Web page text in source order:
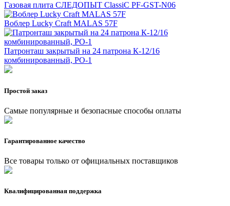
Газовая плита СЛЕДОПЫТ ClassiC PF-GST-N06
Воблер Lucky Craft MALAS 57F
Патронташ закрытый на 24 патрона К-12/16
комбинированный, РО-1
Простой заказ
Самые популярные и безопасные способы оплаты
Гарантированное качество
Все товары только от официальных поставщиков
Квалифицированная поддержка